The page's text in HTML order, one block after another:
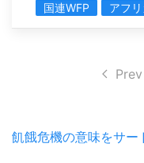
国連WFP アフ
Prev
飢餓危機の意味をサー